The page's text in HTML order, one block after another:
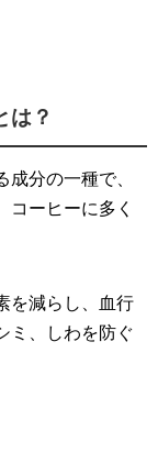
は？
分の一種で、
コーヒーに多く
を減らし、血行
ミ、しわを防ぐ